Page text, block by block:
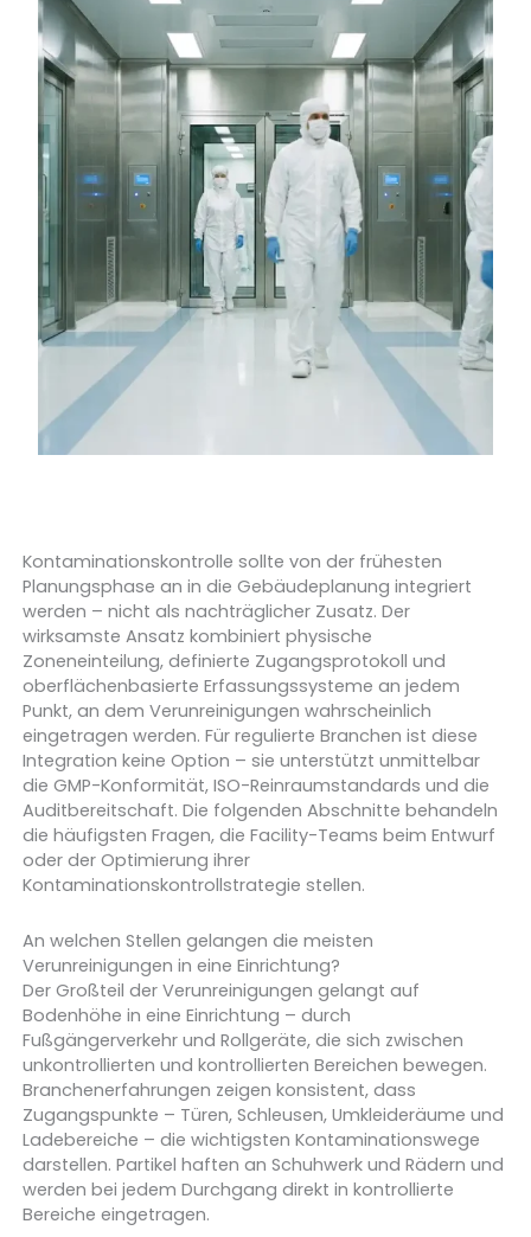
Kontaminationskontrolle sollte von der frühesten
Planungsphase an in die Gebäudeplanung integriert
werden – nicht als nachträglicher Zusatz. Der
wirksamste Ansatz kombiniert physische
Zoneneinteilung, definierte Zugangsprotokoll und
oberflächenbasierte Erfassungssysteme an jedem
Punkt, an dem Verunreinigungen wahrscheinlich
eingetragen werden. Für regulierte Branchen ist diese
Integration keine Option – sie unterstützt unmittelbar
die GMP-Konformität, ISO-Reinraumstandards und die
Auditbereitschaft. Die folgenden Abschnitte behandeln
die häufigsten Fragen, die Facility-Teams beim Entwurf
oder der Optimierung ihrer
Kontaminationskontrollstrategie stellen.
An welchen Stellen gelangen die meisten
Verunreinigungen in eine Einrichtung?
Der Großteil der Verunreinigungen gelangt auf
Bodenhöhe in eine Einrichtung – durch
Fußgängerverkehr und Rollgeräte, die sich zwischen
unkontrollierten und kontrollierten Bereichen bewegen.
Branchenerfahrungen zeigen konsistent, dass
Zugangspunkte – Türen, Schleusen, Umkleideräume und
Ladebereiche – die wichtigsten Kontaminationswege
darstellen. Partikel haften an Schuhwerk und Rädern und
werden bei jedem Durchgang direkt in kontrollierte
Bereiche eingetragen.